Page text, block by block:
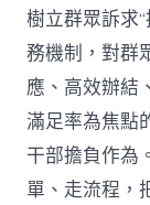
樹立群眾訴求
務機制，對群
應、高效辦結
滿足率為焦點
干部擔負作為
單、走流程，